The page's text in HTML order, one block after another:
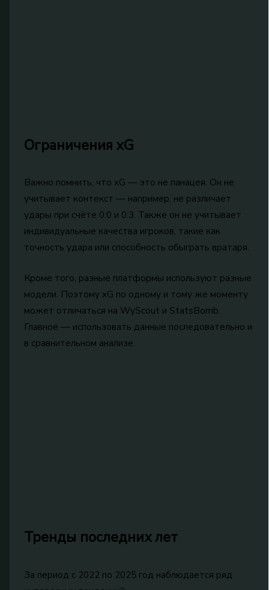
Ограничения xG
Важно помнить, что xG — это не панацея. Он не
учитывает контекст — например, не различает
удары при счёте 0:0 и 0:3. Также он не учитывает
индивидуальные качества игроков, такие как
точность удара или способность обыграть вратаря.
Кроме того, разные платформы используют разные
модели. Поэтому xG по одному и тому же моменту
может отличаться на WyScout и StatsBomb.
Главное — использовать данные последовательно и
в сравнительном анализе.
Тренды последних лет
За период с 2022 по 2025 год наблюдается ряд